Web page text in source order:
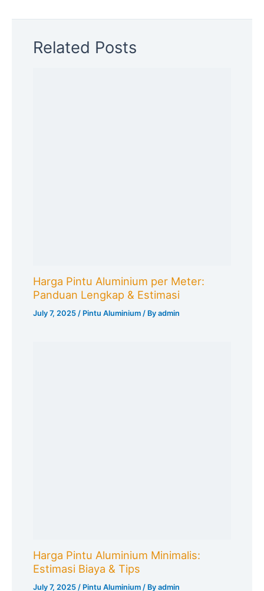
Related Posts
Harga Pintu Aluminium per Meter:
Panduan Lengkap & Estimasi
July 7, 2025 / Pintu Aluminium / Byadmin
Harga Pintu Aluminium Minimalis:
Estimasi Biaya & Tips
July 7, 2025 / Pintu Aluminium / Byadmin